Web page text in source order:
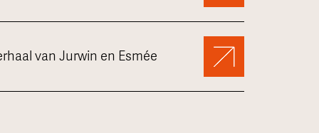
van Jurwin en Esmée